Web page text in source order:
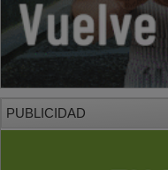
PUBLICIDAD